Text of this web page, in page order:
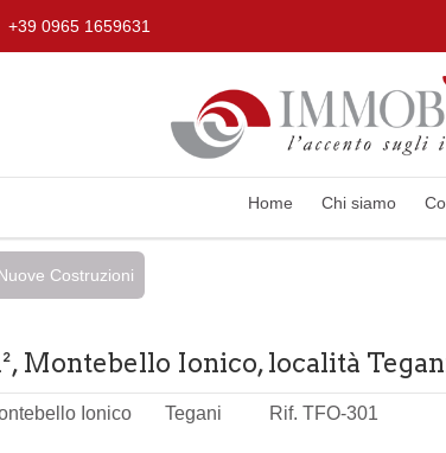
+39 0965 1659631
Home Chi siamo
Costruzioni
Montebello Ionico, località
Ionico Tegani Rif. TFO-301